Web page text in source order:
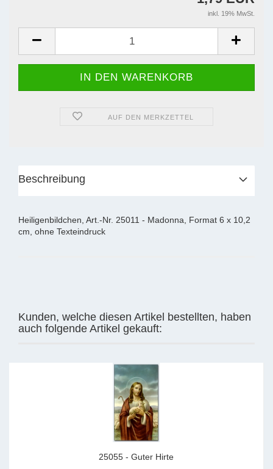
inkl. 19% MwSt.
AUF DEN MERKZETTEL
Beschreibung
Heiligenbildchen, Art.-Nr. 25011 - Madonna, Format 6 x 10,2
cm, ohne Texteindruck
Kunden, welche diesen Artikel bestellten, haben
auch folgende Artikel gekauft:
25055 - Guter Hirte